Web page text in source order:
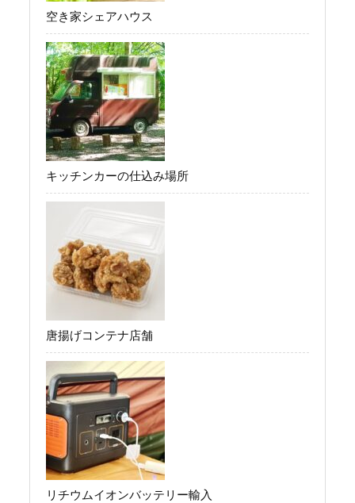
空き家シェアハウス
キッチンカーの仕込み場所
唐揚げコンテナ店舗
リチウムイオンバッテリー輸入